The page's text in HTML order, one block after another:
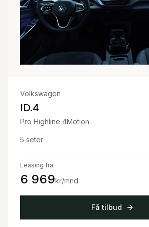
Volkswagen
ID.4
Pro Highline 4Motion
5 seter
Leasing fra
6 969kr/mnd
Få tilbud